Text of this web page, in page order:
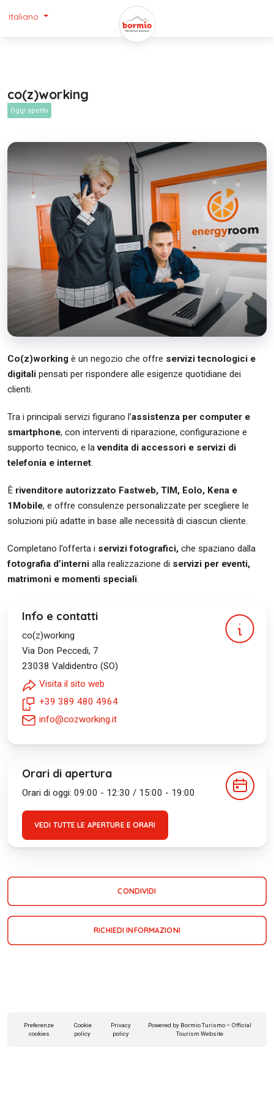
Italiano
co(z)working
Oggi aperto
Co(z)working è un negozio che offre servizi tecnologici e
digitali pensati per rispondere alle esigenze quotidiane dei
clienti.
Tra i principali servizi figurano l’assistenza per computer e
smartphone, con interventi di riparazione, configurazione e
supporto tecnico, e lavendita di accessori e servizi di
telefonia e internet.
È rivenditore autorizzato Fastweb, TIM, Eolo, Kena e
1Mobile, e offre consulenze personalizzate per scegliere le
soluzioni più adatte in base alle necessità di ciascun cliente.
Completano l’offerta i servizi fotografici, che spaziano dalla
fotografia d’interni alla realizzazione di servizi per eventi,
matrimoni e momenti speciali.
Info e contatti
co(z)working
Via Don Peccedi, 7
23038 Valdidentro (SO)
Visita il sito web
+39 389 480 4964
info@cozworking.it
Orari di apertura
Orari di oggi: 09:00 - 12:30 / 15:00 - 19:00
VEDI TUTTE LE APERTURE E ORARI
CONDIVIDI
RICHIEDI INFORMAZIONI
Preferenze
cookies
Cookie
policy
Privacy
policy
Powered by Bormio Turismo – Official
Tourism Website